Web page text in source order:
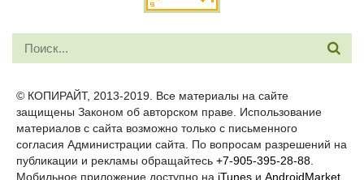
© КОПИРАЙТ, 2013-2019. Все материалы на сайте
защищены Законом об авторском праве. Использование
материалов с сайта возможно только с письменного
согласия Администрации сайта. По вопросам разрешений на
публикации и рекламы обращайтесь +7-905-395-28-88.
Мобильное приложение доступно на iTunes и AndroidMarket